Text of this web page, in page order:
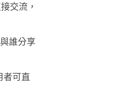
交流，
誰分享
者可直